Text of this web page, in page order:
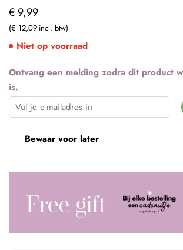
Ontvang een melding zodra dit product
is.
€ 9,99
€ 12,09
Bewaar voor later
Niet op voorraad